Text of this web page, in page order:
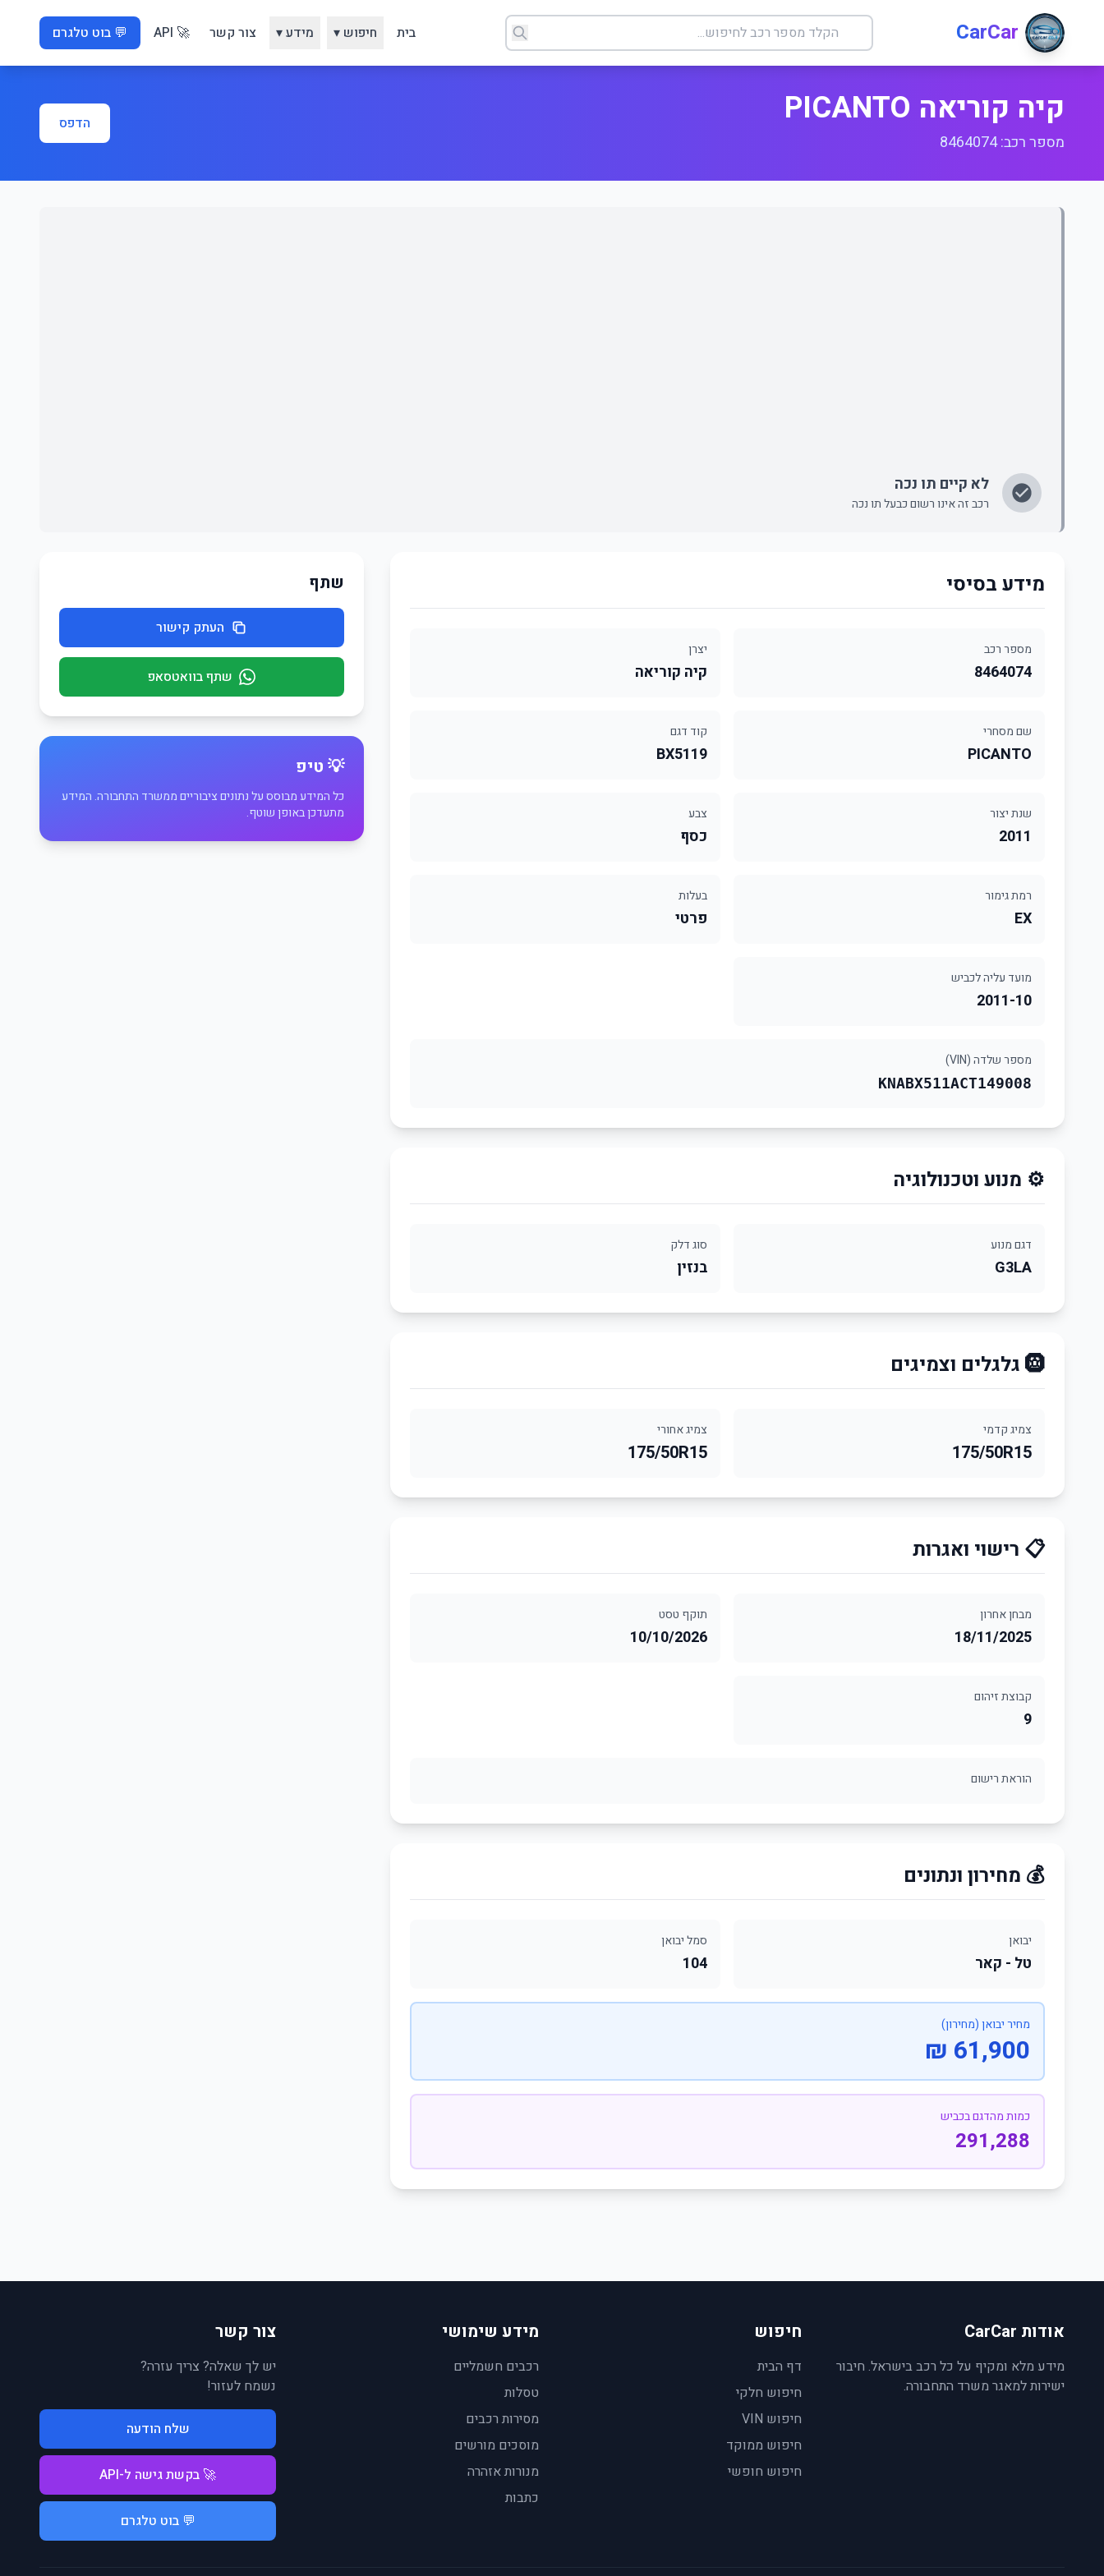
CarCar בית חיפוש ▾ מידע ▾ צור קשר 🚀 API 💬 בוט טלגרם
קיה קוריאה PICANTO
מספר רכב: 8464074
הדפס
לא קיים תו נכה
רכב זה אינו רשום כבעל תו נכה
מידע בסיסי
מספר רכב
8464074
יצרן
קיה קוריאה
שם מסחרי
PICANTO
קוד דגם
BX5119
שנת יצור
2011
צבע
כסף
רמת גימור
EX
בעלות
פרטי
מועד עליה לכביש
2011-10
מספר שלדה (VIN)
KNABX511ACT149008
⚙️ מנוע וטכנולוגיה
דגם מנוע
G3LA
סוג דלק
בנזין
🛞 גלגלים וצמיגים
צמיג קדמי
175/50R15
צמיג אחורי
175/50R15
📋 רישוי ואגרות
מבחן אחרון
18/11/2025
תוקף טסט
10/10/2026
קבוצת זיהום
9
הוראת רישום
💰 מחירון ונתונים
יבואן
טל - קאר
סמל יבואן
104
מחיר יבואן (מחירון)
61,900 ₪
כמות מהדגם בכביש
291,288
שתף
העתק קישור
שתף בוואטסאפ
💡 טיפ
כל המידע מבוסס על נתונים ציבוריים ממשרד התחבורה. המידע
מתעדכן באופן שוטף.
אודות CarCar
מידע מלא ומקיף על כל רכב בישראל. חיבור
ישירות למאגר משרד התחבורה.
חיפוש
דף הבית
חיפוש חלקי
חיפוש VIN
חיפוש ממוקד
חיפוש חופשי
מידע שימושי
רכבים חשמליים
טסלות
מסירות רכבים
מוסכים מורשים
מנורות אזהרה
כתבות
צור קשר
יש לך שאלה? צריך עזרה?
נשמח לעזור!
שלח הודעה
🚀 בקשת גישה ל-API
💬 בוט טלגרם